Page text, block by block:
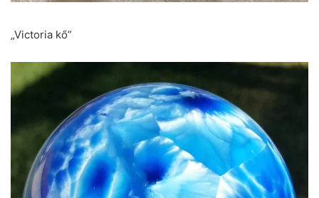
„Victoria kő”